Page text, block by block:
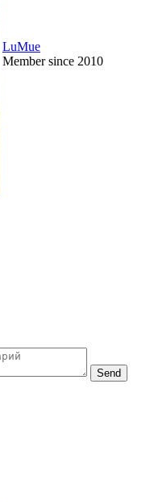
LuMue
Member since 2010